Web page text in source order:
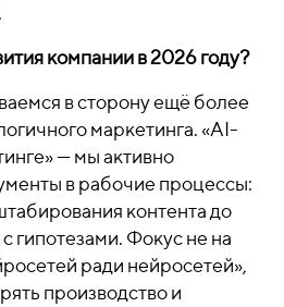
компании в 2026 году?
в сторону ещё более
маркетинга. «AI-
— мы активно
в рабочие процессы:
контента до
гипотезами. Фокус не на
ради нейросетей»,
производство и